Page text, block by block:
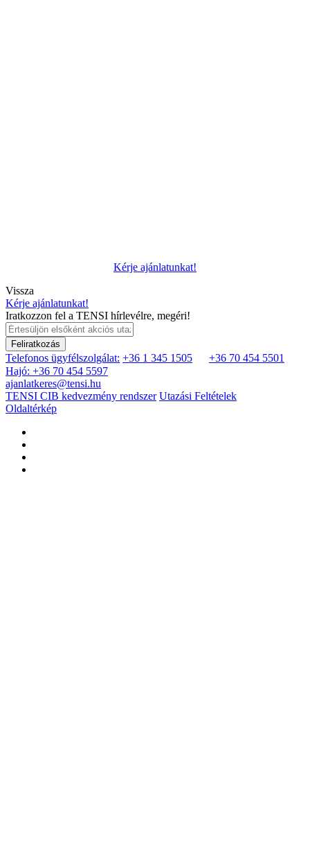
Kérje ajánlatunkat!
Vissza
Kérje ajánlatunkat!
Iratkozzon fel a TENSI hírlevélre, megéri!
Feliratkozás
Telefonos ügyfélszolgálat: +36 1 345 1505
+36 70 454 5501
Hajó: +36 70 454 5597
ajanlatkeres@tensi.hu
TENSI CIB kedvezmény rendszer Utazási Feltételek
Oldaltérkép